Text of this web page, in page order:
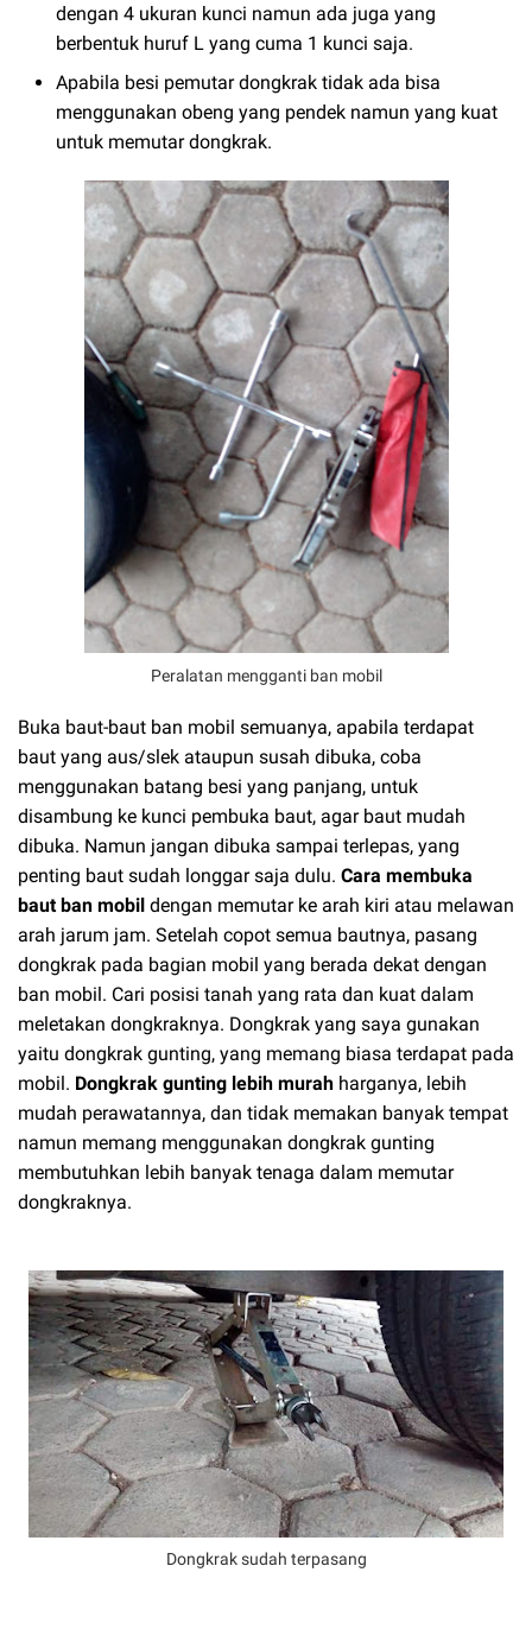
dengan 4 ukuran kunci namun ada juga yang
berbentuk huruf L yang cuma 1 kunci saja.
Apabila besi pemutar dongkrak tidak ada bisa
menggunakan obeng yang pendek namun yang kuat
untuk memutar dongkrak.
Peralatan mengganti ban mobil
Buka baut-baut ban mobil semuanya, apabila terdapat
baut yang aus/slek ataupun susah dibuka, coba
menggunakan batang besi yang panjang, untuk
disambung ke kunci pembuka baut, agar baut mudah
dibuka. Namun jangan dibuka sampai terlepas, yang
penting baut sudah longgar saja dulu. Cara membuka
baut ban mobil dengan memutar ke arah kiri atau melawan
arah jarum jam. Setelah copot semua bautnya, pasang
dongkrak pada bagian mobil yang berada dekat dengan
ban mobil. Cari posisi tanah yang rata dan kuat dalam
meletakan dongkraknya. Dongkrak yang saya gunakan
yaitu dongkrak gunting, yang memang biasa terdapat pada
mobil. Dongkrak gunting lebih murah harganya, lebih
mudah perawatannya, dan tidak memakan banyak tempat
namun memang menggunakan dongkrak gunting
membutuhkan lebih banyak tenaga dalam memutar
dongkraknya.
Dongkrak sudah terpasang